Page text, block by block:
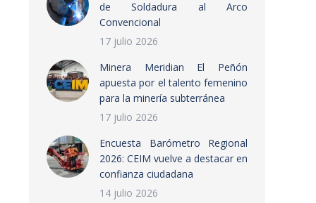
de Soldadura al Arco
Convencional
17 julio 2026
Minera Meridian El Peñón
apuesta por el talento femenino
para la minería subterránea
17 julio 2026
Encuesta Barómetro Regional
2026: CEIM vuelve a destacar en
confianza ciudadana
14 julio 2026